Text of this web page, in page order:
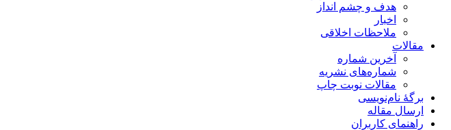
هدف و چشم انداز
اخبار
ملاحظات اخلاقی
مقالات
آخرین شماره
شماره‌های نشریه
مقالات نوبت چاپ
برگۀ نام‌نویسی
ارسال مقاله
راهنمای کاربران